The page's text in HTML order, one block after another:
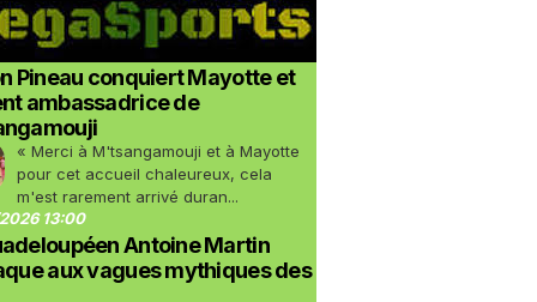
Pineau conquiert Mayotte et
ambassadrice de
« Merci à M'tsangamouji et à Mayotte
pour cet accueil chaleureux, cela
m'est rarement arrivé duran...
13:00
Antoine Martin
aux vagues mythiques des